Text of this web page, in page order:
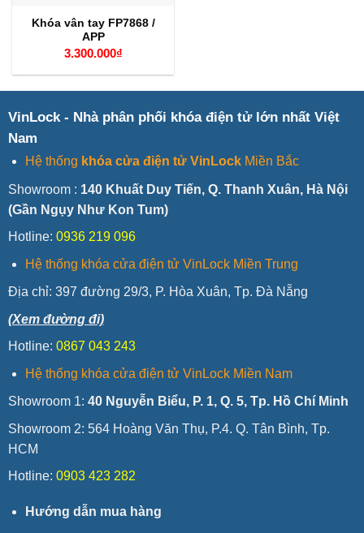
Khóa vân tay FP7868 /
APP
3.300.000₫
VinLock - Nhà phân phối khóa điện tử lớn nhất Việt
Nam
Hệ thống khóa cửa điện tử VinLockMiền Bắc
Showroom : 140 Khuất Duy Tiến, Q. Thanh Xuân, Hà Nội
(Gần Ngụy Như Kon Tum)
Hotline: 0936 219 096
Hệ thống khóa cửa điện tử VinLock Miền Trung
Địa chỉ: 397 đường 29/3, P. Hòa Xuân, Tp. Đà Nẵng
(Xem đường đi)
Hotline: 0867 043 243
Hệ thống khóa cửa điện tử VinLock Miền Nam
Showroom 1: 40 Nguyễn Biểu, P. 1, Q. 5, Tp. Hồ Chí Minh
Showroom 2: 564 Hoàng Văn Thụ, P.4. Q. Tân Bình, Tp.
HCM
Hotline: 0903 423 282
Hướng dẫn mua hàng